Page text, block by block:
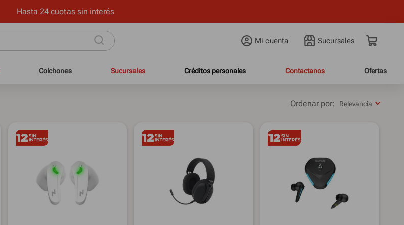
Hasta 24 cuotas sin interés
Mi cuenta
Colchones Sucursales Créditos personales Contactanos Ofertas
Relevancia